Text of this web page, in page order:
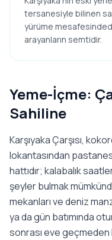
tersanesiyle bilinen
yürüme
arayanların semtidir.
Yeme-İçme:
Sahiline
Karşıyaka Çarşısı,
lokantasından
hattıdır; kalabalık
şeyler bulmak
mekanları ve deniz
ya da gün batımında
sonrası eve geçmeden